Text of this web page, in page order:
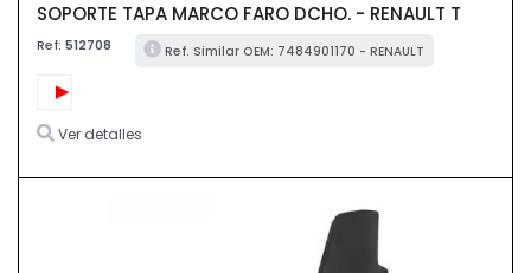
SOPORTE TAPA MARCO FARO DCHO. - RENAULT T
Ref: 512708 Ref. Similar OEM: 7484901170 - RENAULT
Ver detalles